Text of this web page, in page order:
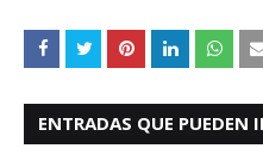
ENTRADAS QUE PUEDEN